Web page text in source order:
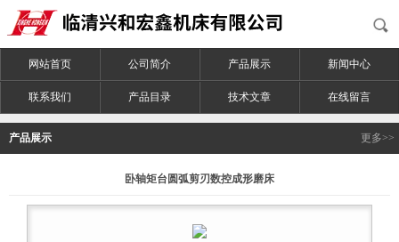
网站首页 公司简介 产品展示 新闻中心
联系我们 产品目录 技术文章 在线留言
产品展示 更多>>
卧轴矩台圆弧剪刃数控成形磨床